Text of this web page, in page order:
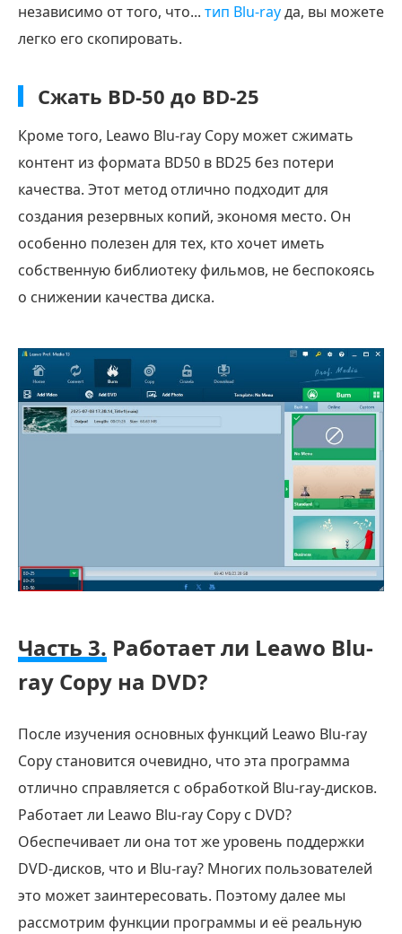
независимо от того, что... тип Blu-rayда, вы можете
легко его скопировать.
Сжать BD-50 до BD-25
Кроме того, Leawo Blu-ray Copy может сжимать
контент из формата BD50 в BD25 без потери
качества. Этот метод отлично подходит для
создания резервных копий, экономя место. Он
особенно полезен для тех, кто хочет иметь
собственную библиотеку фильмов, не беспокоясь
о снижении качества диска.
Часть 3. Работает ли Leawo Blu-
ray Copy на DVD?
После изучения основных функций Leawo Blu-ray
Copy становится очевидно, что эта программа
отлично справляется с обработкой Blu-ray-дисков.
Работает ли Leawo Blu-ray Copy с DVD?
Обеспечивает ли она тот же уровень поддержки
DVD-дисков, что и Blu-ray? Многих пользователей
это может заинтересовать. Поэтому далее мы
рассмотрим функции программы и её реальную